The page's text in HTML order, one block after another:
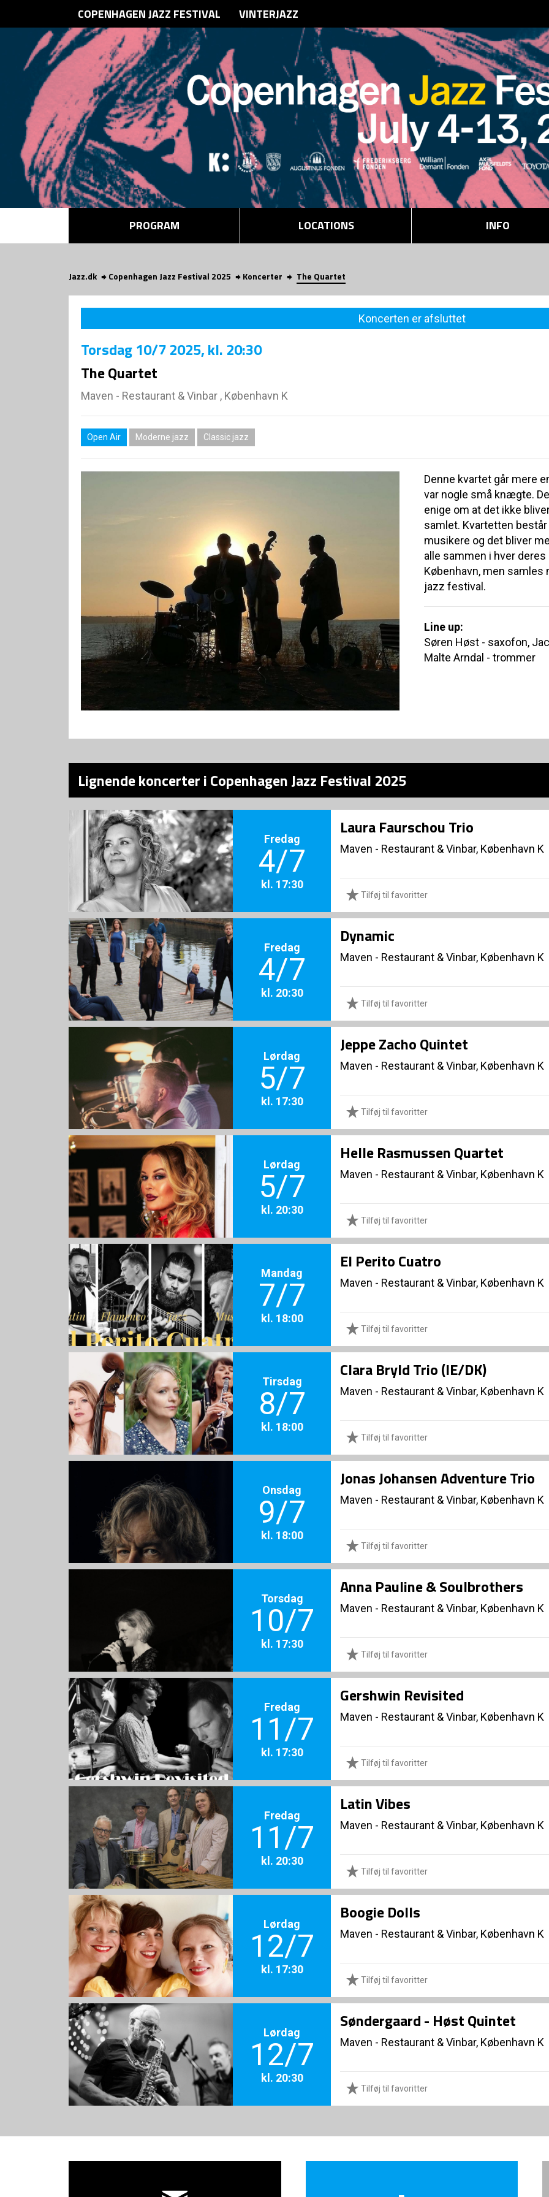
COPENHAGEN JAZZ FESTIVAL VINTERJAZZ
PROGRAM LOCATIONS INFO
Jazz.dk Copenhagen Jazz Festival 2025 Koncerter The Quartet
Koncerten er afsluttet
Torsdag10/7 2025, kl. 20:30
The Quartet
Maven - Restaurant & Vinbar , København K
Open Air Moderne jazz Classic jazz
Denne kvartet går mere
var nogle små knægte.
enige om at det ikke
samlet. Kvartetten
musikere og det bliver
alle sammen i hver deres
København, men samles
jazz festival.
Line up:
Søren Høst - saxofon,
Malte Arndal - trommer
Lignende koncerter i Copenhagen Jazz Festival 2025
Fredag
4/7
kl. 17:30
Laura Faurschou Trio
Maven - Restaurant & Vinbar, København K
Tilføj til favoritter
Fredag
4/7
kl. 20:30
Dynamic
Maven - Restaurant & Vinbar, København K
Tilføj til favoritter
Lørdag
5/7
kl. 17:30
Jeppe Zacho Quintet
Maven - Restaurant & Vinbar, København K
Tilføj til favoritter
Lørdag
5/7
kl. 20:30
Helle Rasmussen Quartet
Maven - Restaurant & Vinbar, København K
Tilføj til favoritter
Mandag
7/7
kl. 18:00
El Perito Cuatro
Maven - Restaurant & Vinbar, København K
Tilføj til favoritter
Tirsdag
8/7
kl. 18:00
Clara Bryld Trio (IE/DK)
Maven - Restaurant & Vinbar, København K
Tilføj til favoritter
Onsdag
9/7
kl. 18:00
Jonas Johansen Adventure Trio
Maven - Restaurant & Vinbar, København K
Tilføj til favoritter
Torsdag
10/7
kl. 17:30
Anna Pauline & Soulbrothers
Maven - Restaurant & Vinbar, København K
Tilføj til favoritter
Fredag
11/7
kl. 17:30
Gershwin Revisited
Maven - Restaurant & Vinbar, København K
Tilføj til favoritter
Fredag
11/7
kl. 20:30
Latin Vibes
Maven - Restaurant & Vinbar, København K
Tilføj til favoritter
Lørdag
12/7
kl. 17:30
Boogie Dolls
Maven - Restaurant & Vinbar, København K
Tilføj til favoritter
Lørdag
12/7
kl. 20:30
Søndergaard - Høst Quintet
Maven - Restaurant & Vinbar, København K
Tilføj til favoritter